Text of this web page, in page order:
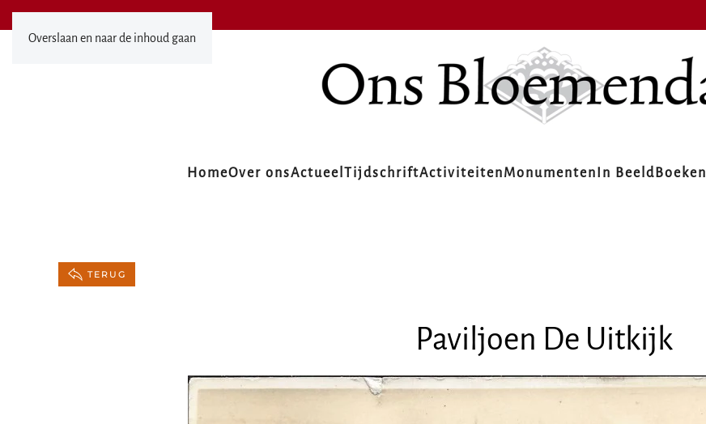
Overslaan en naar de inhoud gaan
HomeOver onsActueel TijdschriftActiviteitenMonumenten In Beeld Boeken
TERUG
Paviljoen De Uitkijk